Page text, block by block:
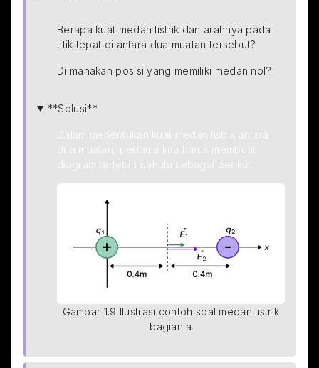
Berapa kuat medan listrik dan arahnya pada
titik tepat di antara dua muatan tersebut?
Di manakah posisi yang memiliki medan nol?
**Solusi**
Dalam menentukan kuat medan listrik antara
dua muatan, pertama kita harus membuat
diagram terlebih dahulu sebagai berikut.
Gambar 1.9 Ilustrasi contoh soal medan listrik
bagian a